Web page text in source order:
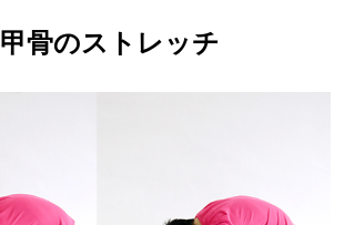
骨のストレッチ